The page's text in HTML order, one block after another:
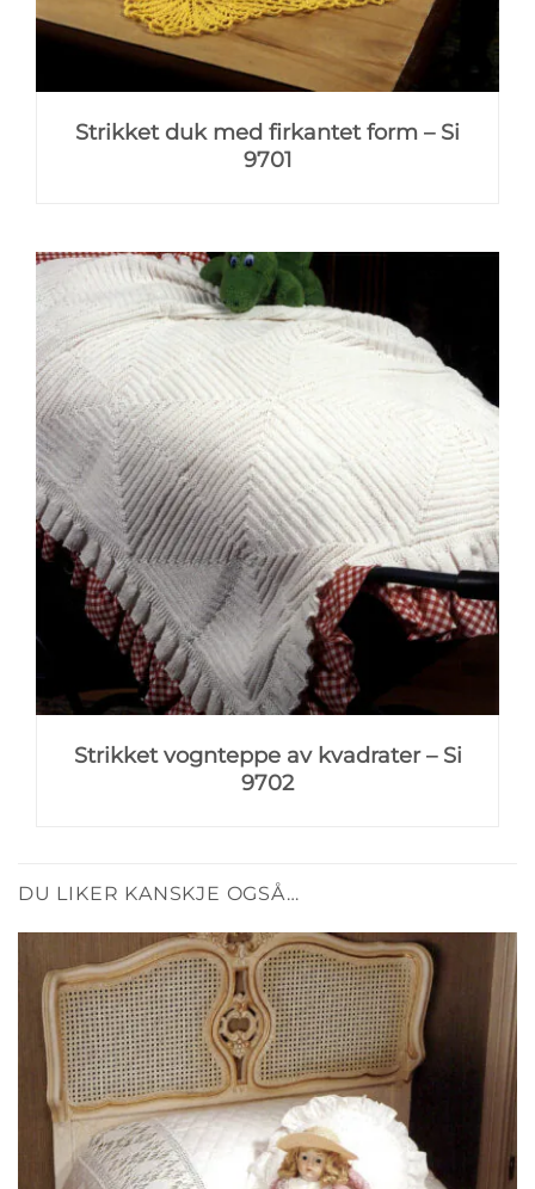
Strikket duk med firkantet form – Si
9701
Strikket vognteppe av kvadrater – Si
9702
DU LIKER KANSKJE OGSÅ…